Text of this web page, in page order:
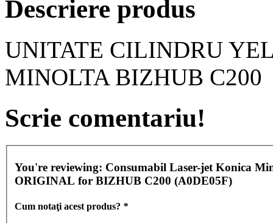
Descriere produs
UNITATE CILINDRU
MINOLTA BIZHUB C200
Scrie comentariu!
You're reviewing: Consumabil Laser-jet Konica
ORIGINAL for BIZHUB C200 (A0DE05F)
Cum notaţi acest produs? *